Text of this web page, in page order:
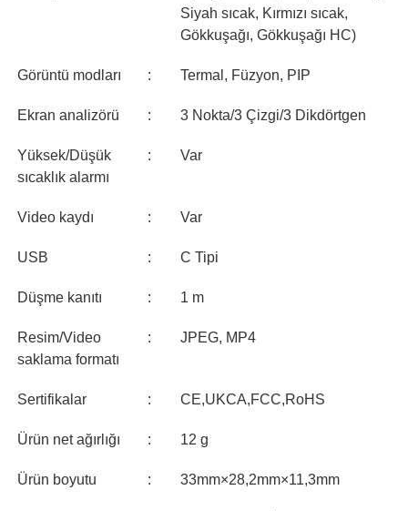
Siyah sıcak, Kırmızı sıcak,
Gökkuşağı, Gökkuşağı HC)
Görüntü modları : Termal, Füzyon, PIP
Ekran analizörü : 3 Nokta/3 Çizgi/3 Dikdörtgen
Yüksek/Düşük
sıcaklık alarmı
: Var
Video kaydı : Var
USB : C Tipi
Düşme kanıtı : 1 m
Resim/Video
saklama formatı
: JPEG, MP4
Sertifikalar : CE,UKCA,FCC,RoHS
Ürün net ağırlığı : 12 g
Ürün boyutu : 33mm×28,2mm×11,3mm